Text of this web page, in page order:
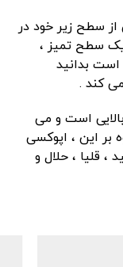
سطح زیر خود در
سطح تمیز ،
بدانید
کند .
است و می
. علاوه بر این ، اپوکسی
، قلیا ، حلال و